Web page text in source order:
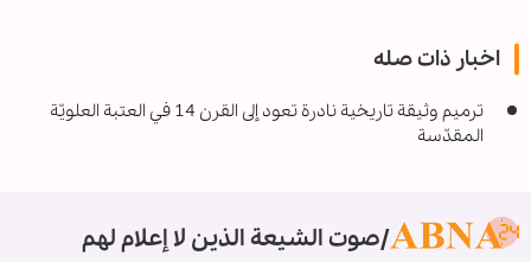
اخبار ذات صله
ترميم وثيقة تاريخية نادرة تعود إلى القرن 14 في العتبة العلويّة
المقدّسة
صوت الشيعة الذين لا إعلام لهم